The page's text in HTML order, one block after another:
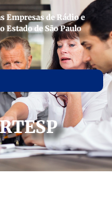
Empresas de Rádio e
Estado de São Paulo